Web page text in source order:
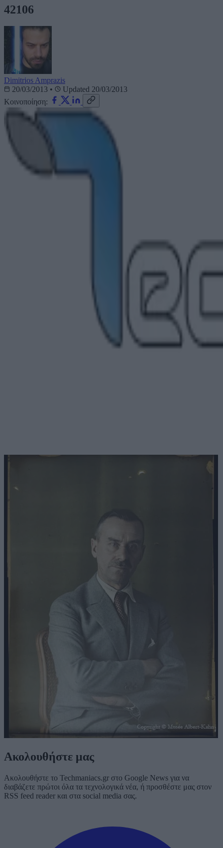
42106
Dimitrios Amprazis
20/03/2013 •
Updated 20/03/2013
Κοινοποίηση:
Ακολουθήστε μας
Ακολουθήστε το Techmaniacs.gr στο Google News για να
διαβάζετε πρώτοι όλα τα τεχνολογικά νέα, ή προσθέστε μας στον
RSS feed reader και στα social media σας.